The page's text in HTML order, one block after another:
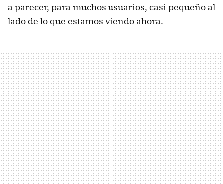
a parecer, para muchos usuarios, casi pequeño al
lado de lo que estamos viendo ahora.